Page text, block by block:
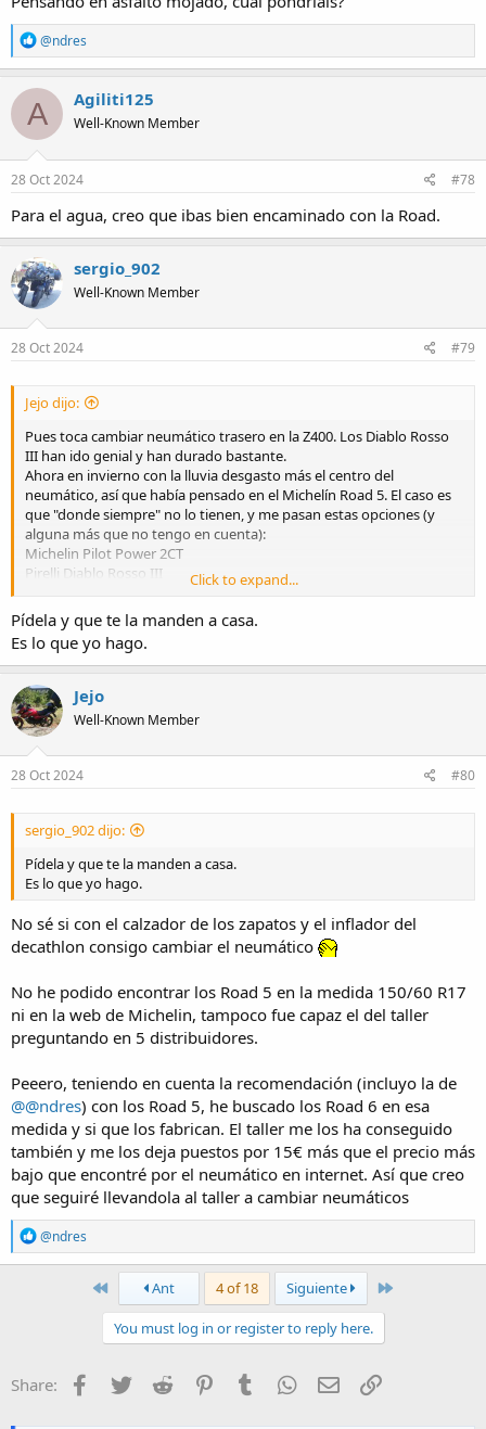
R
e
a
c
t
o
n
s
@ndres
A Agiliti125
Well-Known Member
28 Oct 2024 #78
Para el agua, creo que ibas bien encaminado con la Road.
sergio_902
Well-Known Member
28 Oct 2024 #79
Jejo dijo:
Pues toca cambiar neumático trasero en la Z400. Los Diablo Rosso
III han ido genial y han durado bastante.
Ahora en invierno con la lluvia desgasto más el centro del
neumático, así que había pensado en el Michelín Road 5. El caso es
que "donde siempre" no lo tienen, y me pasan estas opciones (y
alguna más que no tengo en cuenta):
Michelin Pilot Power 2CT
Pirelli Diablo Rosso III
Metzeler Sportec M7
Pensando en asfalto mojado, cual pondríais?
Click to expand...
Pídela y que te la manden a casa.
Es lo que yo hago.
Jejo
Well-Known Member
28 Oct 2024 #80
sergio_902 dijo:
Pídela y que te la manden a casa.
Es lo que yo hago.
No sé si con el calzador de los zapatos y el inflador del
decathlon consigo cambiar el neumático
No he podido encontrar los Road 5 en la medida 150/60 R17
ni en la web de Michelin, tampoco fue capaz el del taller
preguntando en 5 distribuidores.
Peeero, teniendo en cuenta la recomendación (incluyo la de
@@ndres) con los Road 5, he buscado los Road 6 en esa
medida y si que los fabrican. El taller me los ha conseguido
también y me los deja puestos por 15€ más que el precio más
bajo que encontré por el neumático en internet. Así que creo
que seguiré llevandola al taller a cambiar neumáticos
R
e
a
:
@ndres
First Ant 4 of 18 Siguiente Last
You must log in or register to reply here.
Share: Facebook
TwitterReddit PinterestTumblrWhatsApp
E-mailEnlace